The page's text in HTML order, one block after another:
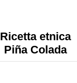
Ricetta etnica
Piña Colada